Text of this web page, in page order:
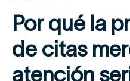
Por qué la
de citas
atención